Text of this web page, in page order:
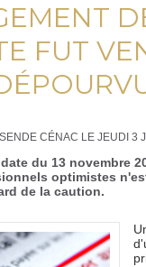
FUT
CÉNAC LE JEUDI 3
du 13 novembre
optimistes
de la caution.